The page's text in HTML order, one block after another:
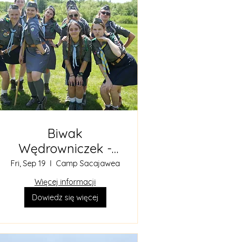
Biwak
Wędrowniczek -
Hufiec Podhale
Fri, Sep 19
Camp Sacajawea
Więcej informacji
Dowiedz się więcej